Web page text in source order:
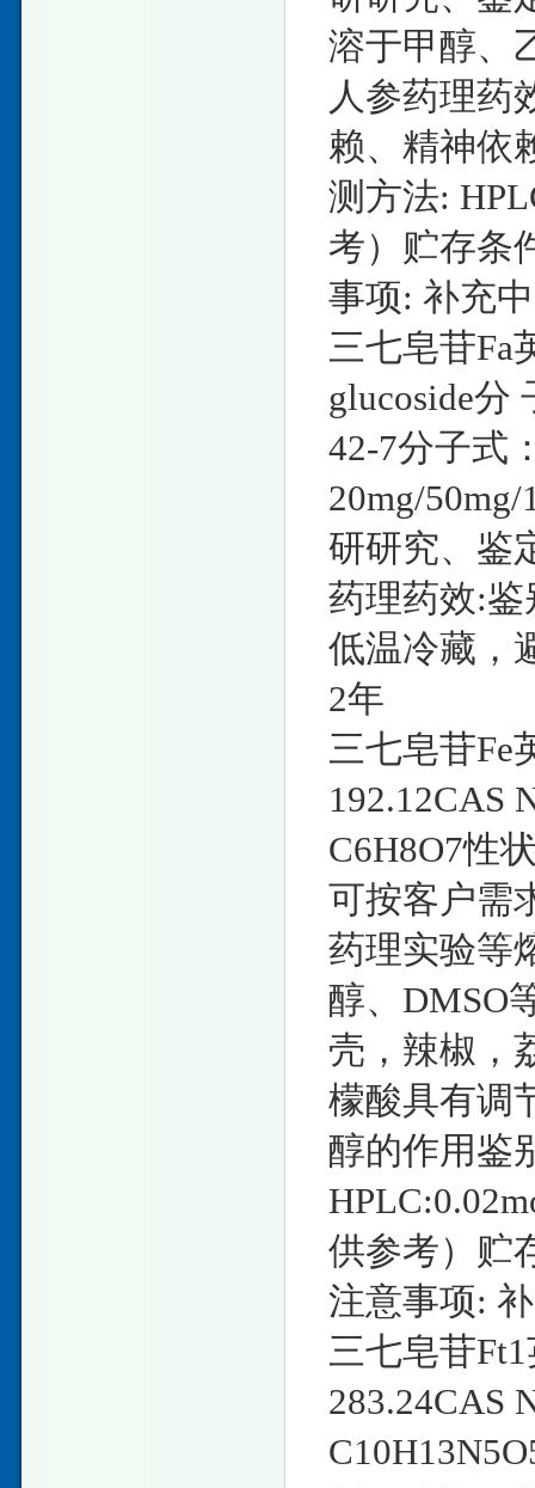
溶于甲醇、
人参药理药
赖、精神依
测方法:
考）贮存条
事项: 补充中
三七皂苷Fa
glucoside分
42-7分子式
20mg/
研研究、鉴
药理药效:
低温冷藏，
2年
三七皂苷Fe
192.12CAS
C6H8O7性
可按客户需
药理实验等
醇、DMSO
壳，辣椒，
檬酸具有调
醇的作用鉴
供参考）贮
注意事项:
三七皂苷
283.24CAS